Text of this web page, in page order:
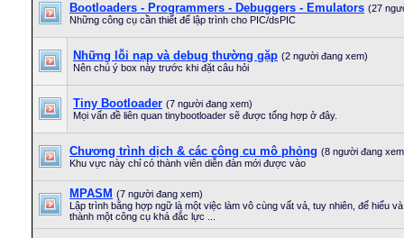
Bootloaders - Programmers - Debuggers - Emulators (27
Những công cụ cần thiết để lập trình cho PIC/dsPIC
Những lỗi nạp và debug thường gặp (2 người đang xem)
Nên chú ý box này trước khi đặt câu hỏi
Tiny Bootloader (7 người đang xem)
Mọi vấn đề liên quan tinybootloader sẽ được tổng hợp ở đây.
Chương trình dịch & các công cụ mô phỏng (8 người đang
Khu vực này chỉ có thành viên diễn đàn mới được vào
MPASM (7 người đang xem)
Lập trình bằng hợp ngữ là một việc làm vô cùng vất vả, tuy nhiên, để hiểu
thành một công cụ khá đắc lực ...